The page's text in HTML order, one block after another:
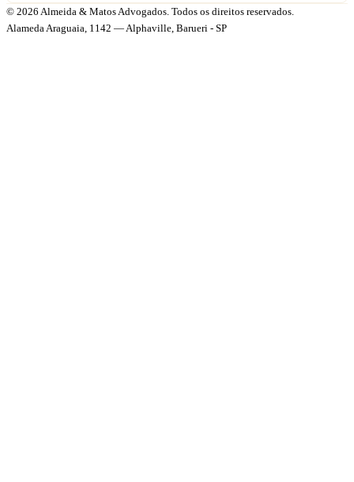
© 2026 Almeida & Matos Advogados. Todos os direitos reservados.
Alameda Araguaia, 1142 — Alphaville, Barueri - SP